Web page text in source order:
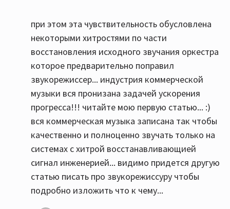
при этом эта чувствительность обусловлена
некоторыми хитростями по части
восстановления исходного звучания оркестра
которое предварительно поправил
звукорежиссер... индустрия коммерческой
музыки вся пронизана задачей ускорения
прогресса!!! читайте мою первую статью... :)
вся коммерческая музыка записана так чтобы
качественно и полноценно звучать только на
системах с хитрой восстанавливающией
сигнал инженерией... видимо придется другую
статью писать про звукорежиссуру чтобы
подробно изложить что к чему...